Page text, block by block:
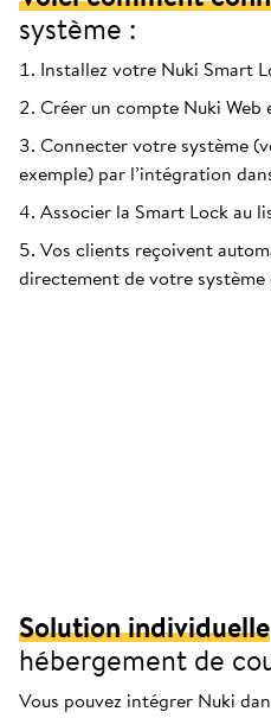
système :
Installez votre Nuki Smart
Créer un compte Nuki
Connecter votre système
exemple) par l’intégration
Associer la Smart Lock au
Vos clients reçoivent
directement de votre système
Solution individuelle
hébergement de
Vous pouvez intégrer Nuki